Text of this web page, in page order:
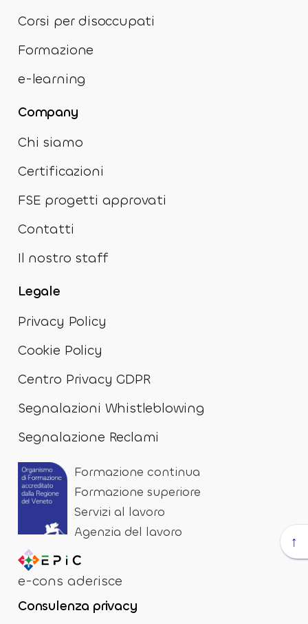
↑
Corsi per disoccupati
Formazione
e-learning
Company
Chi siamo
Certificazioni
FSE progetti approvati
Contatti
Il nostro staff
Legale
Privacy Policy
Cookie Policy
Centro Privacy GDPR
Segnalazioni Whistleblowing
Segnalazione Reclami
Formazione continua
Formazione superiore
Servizi al lavoro
Agenzia del lavoro
e-cons aderisce
Consulenza privacy